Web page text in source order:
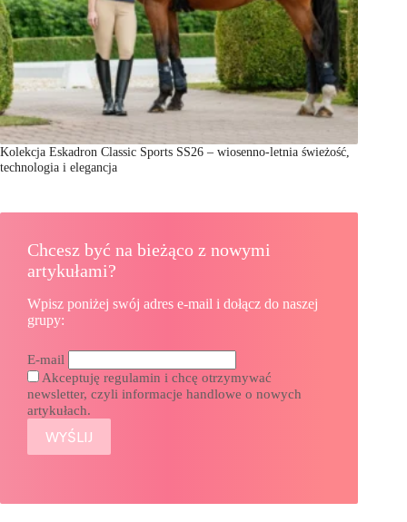
Kolekcja Eskadron Classic Sports SS26 – wiosenno-letnia świeżość,
technologia i elegancja
Chcesz być na bieżąco z nowymi
artykułami?
Wpisz poniżej swój adres e-mail i dołącz do naszej
grupy:
E-mail
Akceptuję regulamin i chcę otrzymywać
newsletter, czyli informacje handlowe o nowych
artykułach.